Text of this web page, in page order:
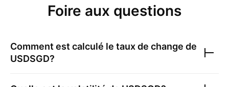
Foire aux questions
Comment est calculé le taux de change de
USDSGD?